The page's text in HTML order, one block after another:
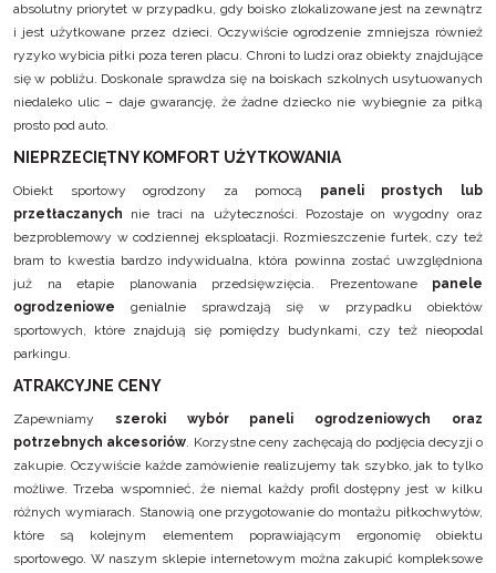
absolutny priorytet w przypadku, gdy boisko zlokalizowane jest na zewnątrz
i jest użytkowane przez dzieci. Oczywiście ogrodzenie zmniejsza również
ryzyko wybicia piłki poza teren placu. Chroni to ludzi oraz obiekty znajdujące
się w pobliżu. Doskonale sprawdza się na boiskach szkolnych usytuowanych
niedaleko ulic – daje gwarancję, że żadne dziecko nie wybiegnie za piłką
prosto pod auto.
NIEPRZECIĘTNY KOMFORT UŻYTKOWANIA
Obiekt sportowy ogrodzony za pomocą paneli prostych lub
przetłaczanych nie traci na użyteczności. Pozostaje on wygodny oraz
bezproblemowy w codziennej eksploatacji. Rozmieszczenie furtek, czy też
bram to kwestia bardzo indywidualna, która powinna zostać uwzględniona
już na etapie planowania przedsięwzięcia. Prezentowane panele
ogrodzeniowe genialnie sprawdzają się w przypadku obiektów
sportowych, które znajdują się pomiędzy budynkami, czy też nieopodal
parkingu.
ATRAKCYJNE CENY
Zapewniamy szeroki wybór paneli ogrodzeniowych oraz
potrzebnych akcesoriów. Korzystne ceny zachęcają do podjęcia decyzji o
zakupie. Oczywiście każde zamówienie realizujemy tak szybko, jak to tylko
możliwe. Trzeba wspomnieć, że niemal każdy profil dostępny jest w kilku
różnych wymiarach. Stanowią one przygotowanie do montażu piłkochwytów,
które są kolejnym elementem poprawiającym ergonomię obiektu
sportowego. W naszym sklepie internetowym można zakupić kompleksowe